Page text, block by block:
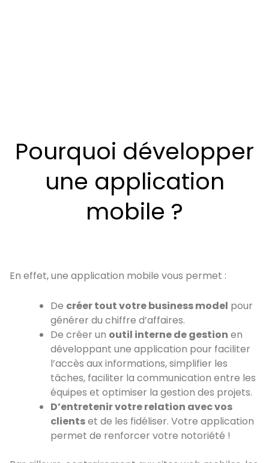
Pourquoi développer
une application
mobile ?
En effet, une application mobile vous permet :
De créer tout votre business model pour
générer du chiffre d’affaires.
De créer un outil interne de gestion en
développant une application pour faciliter
l’accès aux informations, simplifier les
tâches, faciliter la communication entre les
équipes et optimiser la gestion des projets.
D’entretenir votre relation avec vos
clientset de les fidéliser. Votre application
permet de renforcer votre notoriété !